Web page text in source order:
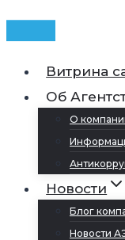
Витрина
Об
О
Новости
Блог
Новости